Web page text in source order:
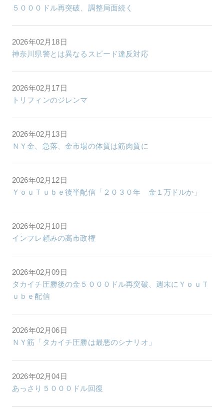
５０００ドル再突破、調整局面続く
2026年02月18日
神奈川県警とは異なるスピード違反対応
2026年02月17日
トリフィンのジレンマ
2026年02月13日
ＮＹ金、急落、金市場の体質は筋肉質に
2026年02月12日
ＹｏｕＴｕｂｅ後半配信「２０３０年 金１万ドルか」
2026年02月10日
インフレ頼みの高市政権
2026年02月09日
タカイチ圧勝後の金５０００ドル再突破、週末にＹｏｕＴ
ｕｂｅ配信
2026年02月06日
ＮＹ筋「タカイチ圧勝は最悪のシナリオ」
2026年02月04日
あっさり５０００ドル回復